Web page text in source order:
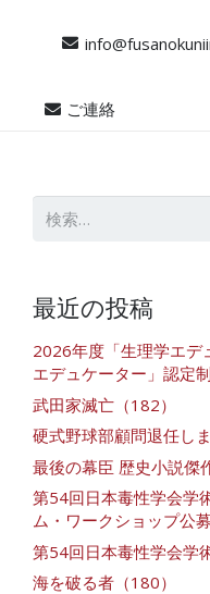
ご連絡
最近の投稿
2026年度「生理学エデ
エデュケーター」認定
武田家滅亡（182）
硬式野球部顧問退任し
最後の幕臣 歴史小説傑
第54回日本毒性学会学
ム・ワークショップ公
第54回日本毒性学会学
海を破る者（180）